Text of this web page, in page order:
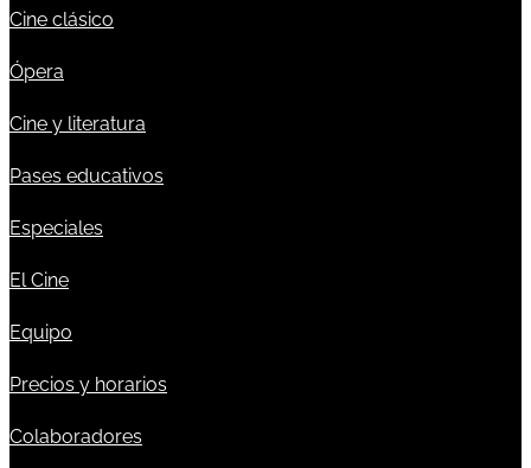
Cine clásico
Ópera
Cine y literatura
Pases educativos
Especiales
El Cine
Equipo
Precios y horarios
Colaboradores